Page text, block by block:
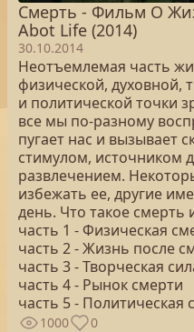
Смерть - Фильм О
Abot Life (2014)
30.10.2014
Неотъемлемая часть
физической, духовной,
и политической точки
все мы по-разному
пугает нас и вызывает
стимулом, источником
развлечением.
избежать ее, другие
день. Что такое смерть
часть 1 - Физическая
часть 2 - Жизнь после
часть 3 - Творческая
часть 4 - Рынок смерти
часть 5 - Политическая
1000 0